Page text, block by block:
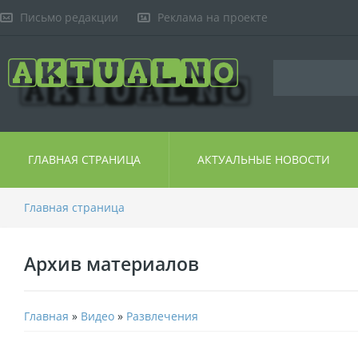
Письмо редакции Реклама на проекте
ГЛАВНАЯ СТРАНИЦА АКТУАЛЬНЫЕ НОВОСТИ
Главная страница
Архив материалов
Главная » Видео » Развлечения